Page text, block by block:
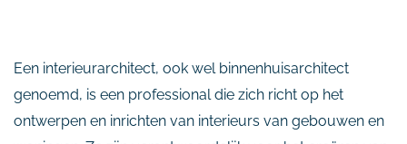
Een interieurarchitect, ook wel binnenhuisarchitect
genoemd, is een professional die zich richt op het
ontwerpen en inrichten van interieurs van gebouwen en